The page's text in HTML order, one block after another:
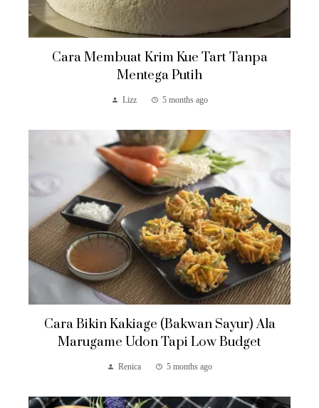
Cara Membuat Krim Kue Tart Tanpa
Mentega Putih
Lizz 5 months ago
Cara Bikin Kakiage (Bakwan Sayur) Ala
Marugame Udon Tapi Low Budget
Renica 5 months ago